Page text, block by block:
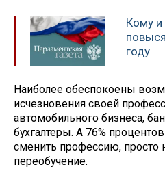
Кому и
году
Наиболее обеспокоены
исчезновения своей
автомобильного бизнеса,
бухгалтеры. А 76%
сменить профессию, просто
переобучение.